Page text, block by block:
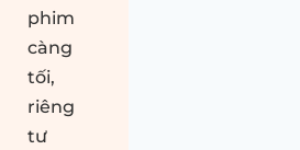
phim
càng
tối,
riêng
tư